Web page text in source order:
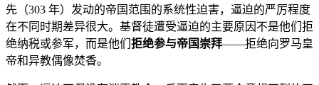
先（303 年）发动的帝国范围的系统性迫害，逼迫的严厉程度
在不同时期差异很大。基督徒遭受逼迫的主要原因不是他们拒
绝纳税或参军，而是他们 拒绝参与帝国崇拜——拒绝向罗马皇
帝和异教偶像焚香。